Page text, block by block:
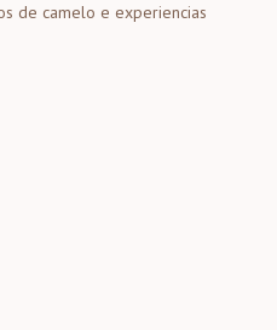
de camelo e experiencias